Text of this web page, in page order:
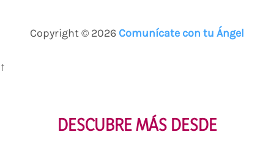
Copyright © 2026 Comunícate con tu Ángel
↑
DESCUBRE MÁS DESDE